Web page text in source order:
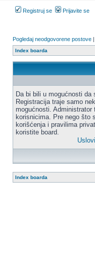
Registruj se Prijavite se
Pogledaj neodgovorene postove |
Index boarda
Da bi bili u mogućnosti
Registracija traje samo
mogućnosti.
korisnicima. Pre nego što
korišćenja i pravilima
koristite board.
Index boarda